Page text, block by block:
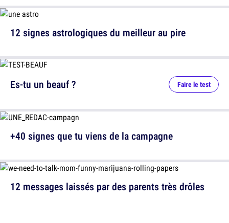
12 signes astrologiques du meilleur au pire
12 messages laissés par des parents très drôles
Es-tu un beauf ? Faire le test
+40 signes que tu viens de la campagne